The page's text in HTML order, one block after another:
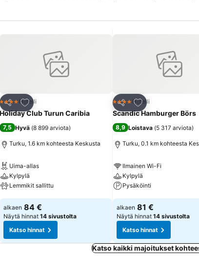
samassa korttelissa sijaitsevan kuntokeskus Fitness
paikoitustilamme on täynnä niin kadulta löytyy myös
17:sta eteenpäin ja sunnuntaisin ja pyhäpäivinä koko
Jaa
Lisää suosikkeihin
4 Tähtiluokitus
Hotelli
Holiday Club Turun Caribia
7,5 Hyvä (8 899 arviota)
Turku, 1.6 km kohteesta Keskusta
Uima-allas
Kylpylä
Lemmikit sallittu
Katso hinnat
alkaen 84 €
Näytä hinnat 14 sivustolta
Katso hinnat
Jaa
Lisää suosikkeihin
4 Tähtiluokitus
Hotelli
Scandic Hamburger Börs
8,9 Loistava (5 317 arviota)
Turku, 0.1 km kohteesta
Ilmainen Wi-Fi
Kylpylä
Pysäköinti
Katso hinnat
alkaen 81 €
Näytä hinnat 14 sivustolta
Katso hinnat
Katso kaikki majoitukset